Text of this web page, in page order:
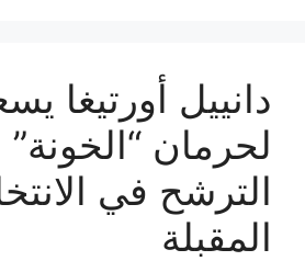
دانييل أورتيغا
لحرمان
الترشح في
المقبلة